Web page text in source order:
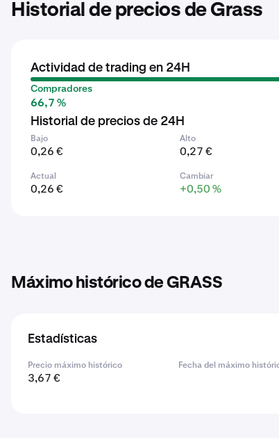
Historial de precios de Grass
Actividad de trading en 24H
Compradores
66,7 %
Historial de precios de 24H
Bajo
0,26 €
Alto
0,27 €
Actual
0,26 €
Cambiar
+0,50 %
Máximo histórico de GRASS
Estadísticas
Precio máximo histórico
3,67 €
Fecha del máximo